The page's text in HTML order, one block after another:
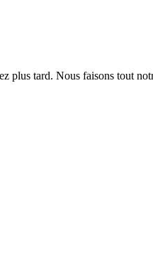
plus tard. Nous faisons tout